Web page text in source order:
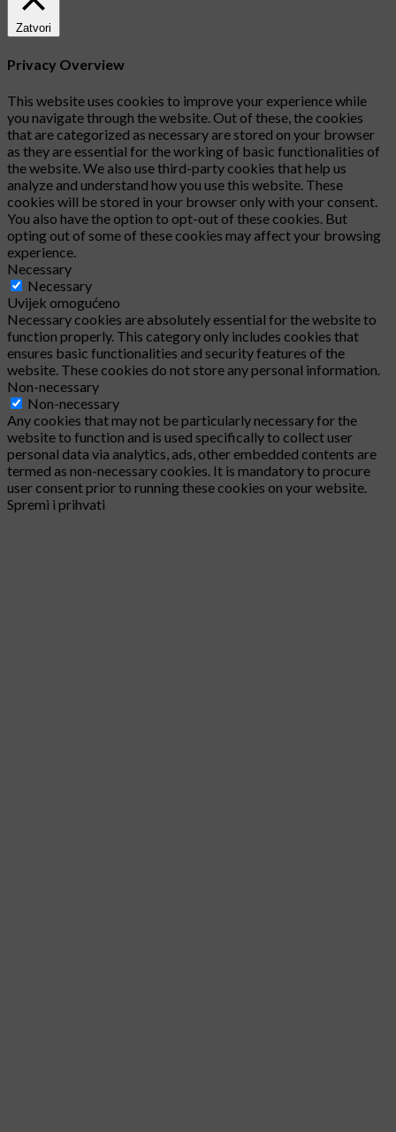
Zatvori
Privacy Overview
This website uses cookies to improve your experience while
you navigate through the website. Out of these, the cookies
that are categorized as necessary are stored on your browser
as they are essential for the working of basic functionalities of
the website. We also use third-party cookies that help us
analyze and understand how you use this website. These
cookies will be stored in your browser only with your consent.
You also have the option to opt-out of these cookies. But
opting out of some of these cookies may affect your browsing
experience.
Necessary
Necessary
Uvijek omogućeno
Necessary cookies are absolutely essential for the website to
function properly. This category only includes cookies that
ensures basic functionalities and security features of the
website. These cookies do not store any personal information.
Non-necessary
Non-necessary
Any cookies that may not be particularly necessary for the
website to function and is used specifically to collect user
personal data via analytics, ads, other embedded contents are
termed as non-necessary cookies. It is mandatory to procure
user consent prior to running these cookies on your website.
Spremi i prihvati